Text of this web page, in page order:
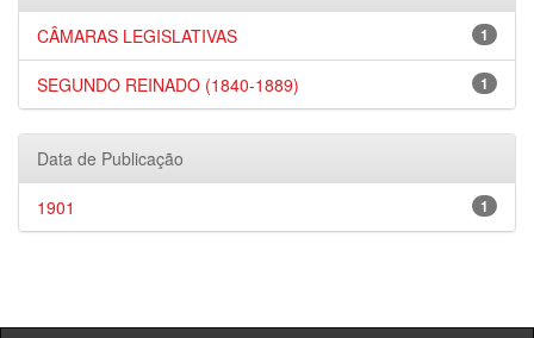
1
CÂMARAS LEGISLATIVAS
1
SEGUNDO REINADO (1840-1889)
Data de Publicação
1
1901